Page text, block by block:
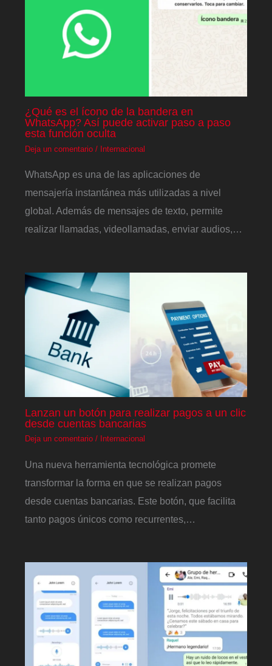
¿Qué es el ícono de la bandera en
WhatsApp? Así puede activar paso a paso
esta función oculta
Deja un comentario / Internacional
WhatsApp es una de las aplicaciones de
mensajería instantánea más utilizadas a nivel
global. Además de mensajes de texto, permite
realizar llamadas, videollamadas, enviar audios,…
Lanzan un botón para realizar pagos a un clic
desde cuentas bancarias
Deja un comentario / Internacional
Una nueva herramienta tecnológica promete
transformar la forma en que se realizan pagos
desde cuentas bancarias. Este botón, que facilita
tanto pagos únicos como recurrentes,…